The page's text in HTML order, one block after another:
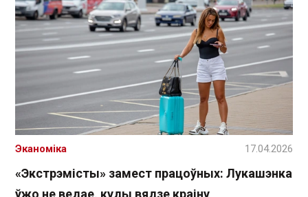
«Экстрэмісты» замест працоўных: Лукашэнка
ўжо не ведае, куды вядзе краіну
Эканоміка 17.04.2026